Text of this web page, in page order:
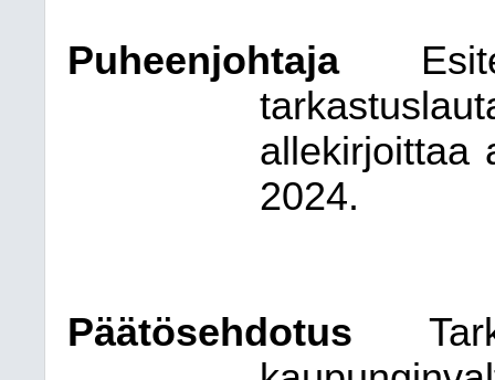
Puheenjohtaja
allekirjoittaa
2024.
Päätösehdotus